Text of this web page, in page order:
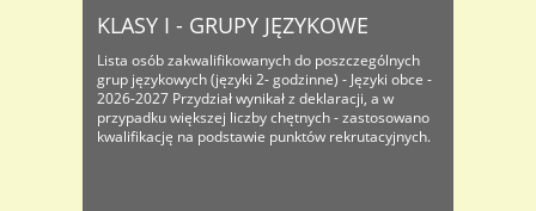
KLASY I - GRUPY JĘZYKOWE
Lista osób zakwalifikowanych do poszczególnych
grup językowych (języki 2- godzinne) - Języki obce -
2026-2027 Przydział wynikał z deklaracji, a w
przypadku większej liczby chętnych - zastosowano
kwalifikację na podstawie punktów rekrutacyjnych.